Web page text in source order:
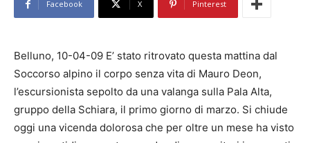
Facebook X Pinterest
Belluno, 10-04-09 E’ stato ritrovato questa mattina dal
Soccorso alpino il corpo senza vita di Mauro Deon,
l’escursionista sepolto da una valanga sulla Pala Alta,
gruppo della Schiara, il primo giorno di marzo. Si chiude
oggi una vicenda dolorosa che per oltre un mese ha visto